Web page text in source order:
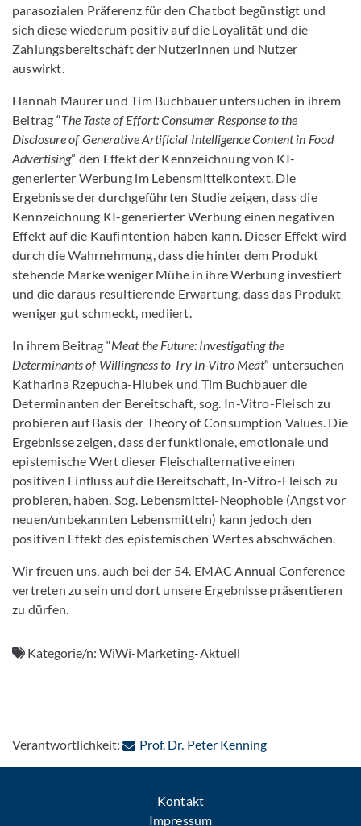
parasozialen Präferenz für den Chatbot begünstigt und
sich diese wiederum positiv auf die Loyalität und die
Zahlungsbereitschaft der Nutzerinnen und Nutzer
auswirkt.
Hannah Maurer und Tim Buchbauer untersuchen in ihrem
Beitrag “The Taste of Effort: Consumer Response to the
Disclosure of Generative Artificial Intelligence Content in Food
Advertising” den Effekt der Kennzeichnung von KI-
generierter Werbung im Lebensmittelkontext. Die
Ergebnisse der durchgeführten Studie zeigen, dass die
Kennzeichnung KI-generierter Werbung einen negativen
Effekt auf die Kaufintention haben kann. Dieser Effekt wird
durch die Wahrnehmung, dass die hinter dem Produkt
stehende Marke weniger Mühe in ihre Werbung investiert
und die daraus resultierende Erwartung, dass das Produkt
weniger gut schmeckt, mediiert.
In ihrem Beitrag “Meat the Future: Investigating the
Determinants of Willingness to Try In-Vitro Meat” untersuchen
Katharina Rzepucha-Hlubek und Tim Buchbauer die
Determinanten der Bereitschaft, sog. In-Vitro-Fleisch zu
probieren auf Basis der Theory of Consumption Values. Die
Ergebnisse zeigen, dass der funktionale, emotionale und
epistemische Wert dieser Fleischalternative einen
positiven Einfluss auf die Bereitschaft, In-Vitro-Fleisch zu
probieren, haben. Sog. Lebensmittel-Neophobie (Angst vor
neuen/unbekannten Lebensmitteln) kann jedoch den
positiven Effekt des epistemischen Wertes abschwächen.
Wir freuen uns, auch bei der 54. EMAC Annual Conference
vertreten zu sein und dort unsere Ergebnisse präsentieren
zu dürfen.
Kategorie/n:WiWi-Marketing-Aktuell
Verantwortlichkeit: Prof. Dr. Peter Kenning: Per E-Mail
Kontakt
Impressum